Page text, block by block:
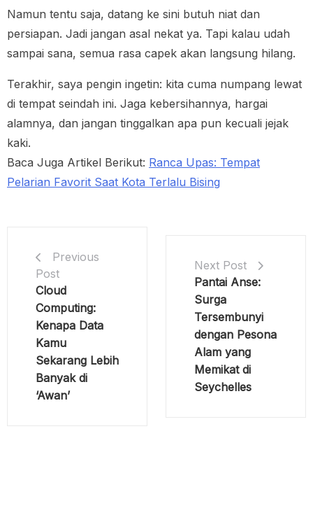
Namun tentu saja, datang ke sini butuh niat dan
persiapan. Jadi jangan asal nekat ya. Tapi kalau udah
sampai sana, semua rasa capek akan langsung hilang.
Terakhir, saya pengin ingetin: kita cuma numpang lewat
di tempat seindah ini. Jaga kebersihannya, hargai
alamnya, dan jangan tinggalkan apa pun kecuali jejak
kaki.
Baca Juga Artikel Berikut: Ranca Upas: Tempat
Pelarian Favorit Saat Kota Terlalu Bising
Previous
Post
Cloud
Computing:
Kenapa Data
Kamu
Sekarang Lebih
Banyak di
‘Awan’
Next Post
Pantai Anse:
Surga
Tersembunyi
dengan Pesona
Alam yang
Memikat di
Seychelles